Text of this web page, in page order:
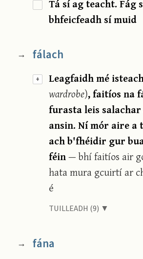
Tá sí ag teacht. Fág
bhfeicfeadh sí muid
+
→ fálach
Leagfaidh mé
wardrobe), faitíos na
furasta leis
ansin. Ní mór aire a
ach b'fhéidir gur
féin— bhí faitíos air
hata mura gcuirtí ar
é
TUILLEADH (9) ▼
→ fána